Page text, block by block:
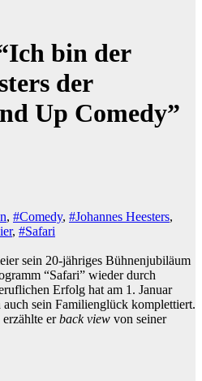
bin der
der
Up Comedy”
, #Comedy, #Johannes Heesters,
, #Safari
sein 20-jähriges Bühnenjubiläum
“Safari” wieder durch
Erfolg hat am 1. Januar
sein Familienglück komplettiert.
erback view von seiner